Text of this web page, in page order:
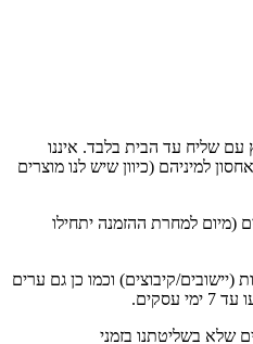
עם שליח עד הבית בלבד. איננו
למיניהם (כיוון שיש לנו מוצרים
יגיעו עד 3 ימי עסקים (מיום למחרת ההזמנה יתחילו
(יישובים/קיבוצים) וכמו כן גם ערים
שלא בשליטתנו בזמני